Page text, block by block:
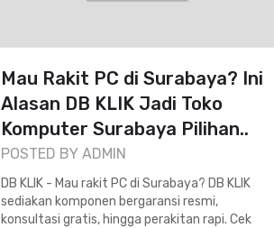
Mau Rakit PC di Surabaya? Ini
Alasan DB KLIK Jadi Toko
Komputer Surabaya Pilihan..
POSTED BY ADMIN
DB KLIK - Mau rakit PC di Surabaya? DB KLIK
sediakan komponen bergaransi resmi,
konsultasi gratis, hingga perakitan rapi. Cek